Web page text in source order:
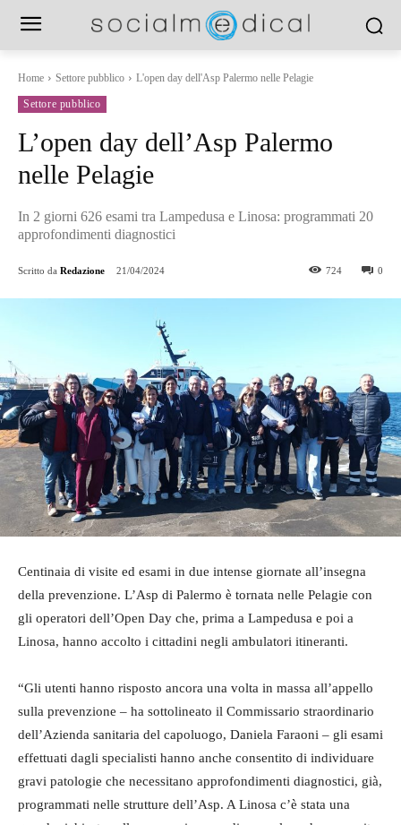
Home Settore pubblico L'open day dell'Asp Palermo nelle Pelagie
Settore pubblico
L’open day dell’Asp Palermo
nelle Pelagie
In 2 giorni 626 esami tra Lampedusa e Linosa: programmati 20
approfondimenti diagnostici
Scritto da Redazione 21/04/2024 0
724
Centinaia di visite ed esami in due intense giornate all’insegna
della prevenzione. L’Asp di Palermo è tornata nelle Pelagie con
gli operatori dell’Open Day che, prima a Lampedusa e poi a
Linosa, hanno accolto i cittadini negli ambulatori itineranti.
“Gli utenti hanno risposto ancora una volta in massa all’appello
sulla prevenzione – ha sottolineato il Commissario straordinario
dell’Azienda sanitaria del capoluogo, Daniela Faraoni – gli esami
effettuati dagli specialisti hanno anche consentito di individuare
gravi patologie che necessitano approfondimenti diagnostici, già,
programmati nelle strutture dell’Asp. A Linosa c’è stata una